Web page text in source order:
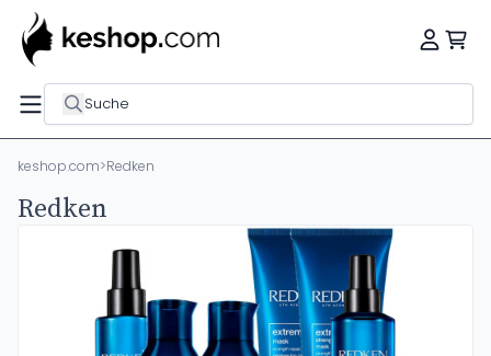
Suche
keshop.com>Redken
Redken